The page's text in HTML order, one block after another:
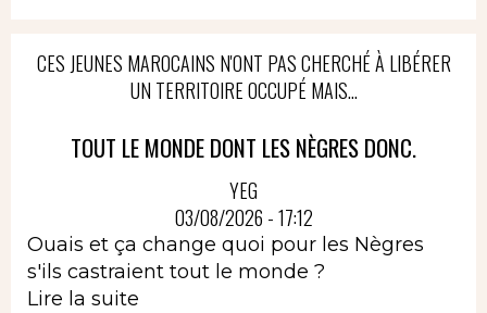
CES JEUNES MAROCAINS N'ONT PAS CHERCHÉ À LIBÉRER
UN TERRITOIRE OCCUPÉ MAIS...
TOUT LE MONDE DONT LES NÈGRES DONC.
YEG
03/08/2026 - 17:12
Ouais et ça change quoi pour les Nègres
s'ils castraient tout le monde ?
Lire la suite